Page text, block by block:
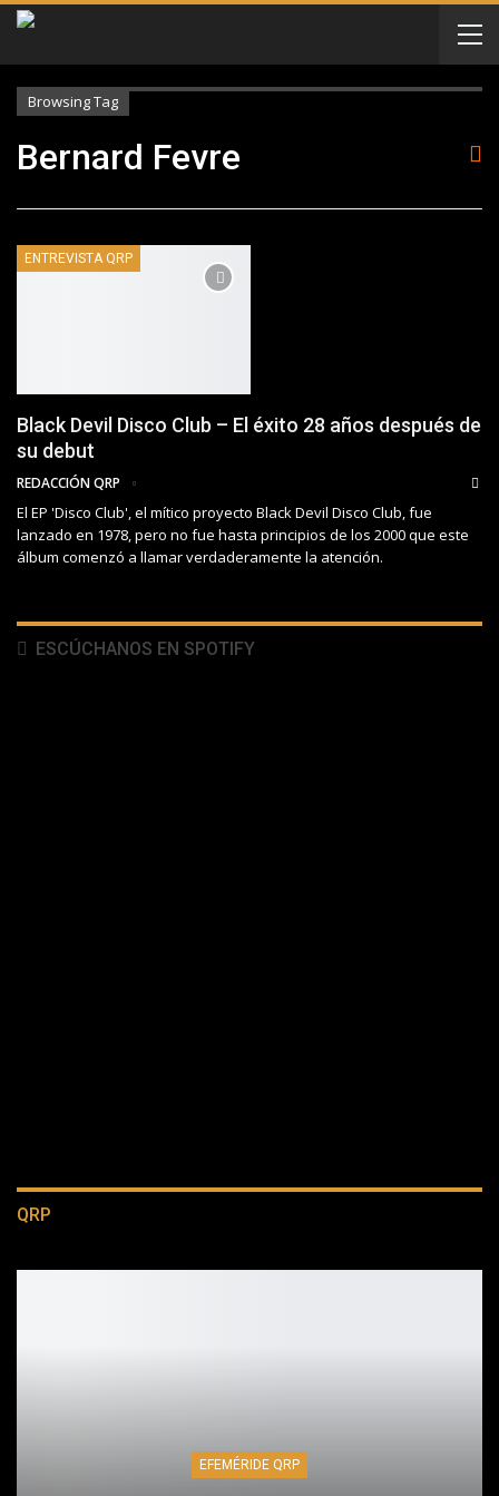
Browsing Tag
Bernard Fevre
ENTREVISTA QRP
Black Devil Disco Club – El éxito 28 años después de
su debut
REDACCIÓN QRP
El EP 'Disco Club', el mítico proyecto Black Devil Disco Club, fue
lanzado en 1978, pero no fue hasta principios de los 2000 que este
álbum comenzó a llamar verdaderamente la atención.
ESCÚCHANOS EN SPOTIFY
QRP
EFEMÉRIDE QRP